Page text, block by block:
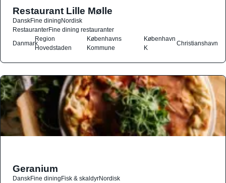
Restaurant Lille Mølle
DanskFine diningNordisk
RestauranterFine dining restauranter
Danmark
Region
Hovedstaden
Københavns
Kommune
København
K
Christianshavn
Geranium
DanskFine diningFisk & skaldyrNordisk